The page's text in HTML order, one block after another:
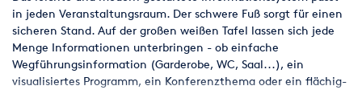
in jeden Veranstaltungsraum. Der schwere Fuß sorgt für einen
sicheren Stand. Auf der großen weißen Tafel lassen sich jede
Menge Informationen unterbringen - ob einfache
Wegführungsinformation (Garderobe, WC, Saal...), ein
visualisiertes Programm, ein Konferenzthema oder ein flächig-